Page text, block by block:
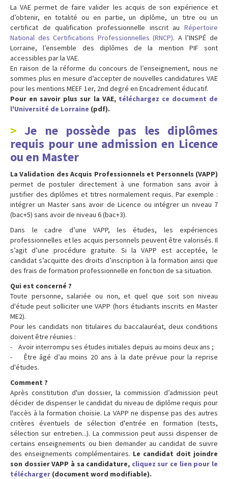
La VAE permet de faire valider les acquis de son expérience et
d’obtenir, en totalité ou en partie, un diplôme, un titre ou un
certificat de qualification professionnelle inscrit au Répertoire
National des Certifications Professionnelles (RNCP). A l’INSPÉ de
Lorraine, l’ensemble des diplômes de la mention PIF sont
accessibles par la VAE.
En raison de la réforme du concours de l’enseignement, nous ne
sommes plus en mesure d’accepter de nouvelles candidatures VAE
pour les mentions MEEF 1er, 2nd degré en Encadrement éducatif.
Pour en savoir plus sur la VAE,téléchargez ce document de
l'Université de Lorraine (pdf).
Je ne possède pas les diplômes
requis pour une admission en Licence
ou en Master
La Validation des Acquis Professionnels et Personnels (VAPP)
permet de postuler directement à une formation sans avoir à
justifier des diplômes et titres normalement requis. Par exemple :
intégrer un Master sans avoir de Licence ou intégrer un niveau 7
(bac+5) sans avoir de niveau 6 (bac+3).
Dans le cadre d’une VAPP, les études, les expériences
professionnelles et les acquis personnels peuvent être valorisés. Il
s’agit d’une procédure gratuite. Si la VAPP est acceptée, le
candidat s’acquitte des droits d’inscription à la formation ainsi que
des frais de formation professionnelle en fonction de sa situation.
Qui est concerné ?
Toute personne, salariée ou non, et quel que soit son niveau
d'étude peut solliciter une VAPP (hors étudiants inscrits en Master
ME2).
Pour les candidats non titulaires du baccalauréat, deux conditions
doivent être réunies :
- Avoir interrompu ses études initiales depuis au moins deux ans ;
- Être âgé d’au moins 20 ans à la date prévue pour la reprise
d'études.
Comment ?
Après constitution d'un dossier, la commission d’admission peut
décider de dispenser le candidat du niveau de diplôme requis pour
l'accès à la formation choisie. La VAPP ne dispense pas des autres
critères éventuels de sélection d'entrée en formation (tests,
sélection sur entretien...). La commission peut aussi dispenser de
certains enseignements ou bien demander au candidat de suivre
des enseignements complémentaires. Le candidat doit joindre
son dossier VAPP à sa candidature, cliquez sur ce lien pour le
télécharger (document word modifiable).